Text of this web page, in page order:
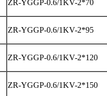
ZR-YGGP-0.6/1KV-2*70
ZR-YGGP-0.6/1KV-2*95
ZR-YGGP-0.6/1KV-2*120
ZR-YGGP-0.6/1KV-2*150